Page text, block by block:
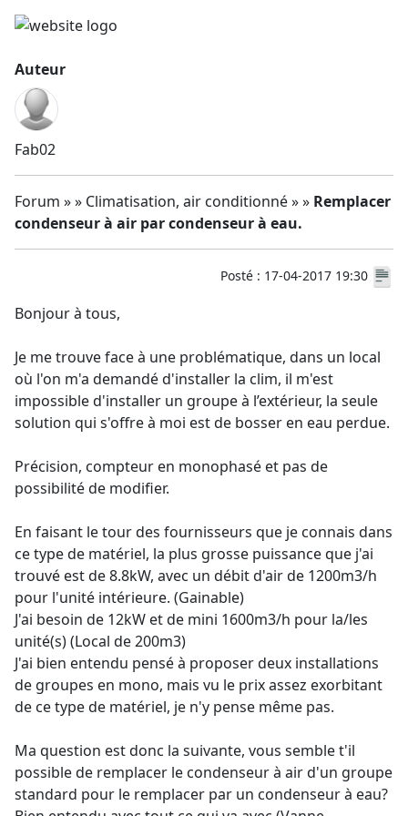
Auteur
Fab02
Forum » » Climatisation, air conditionné » » Remplacer
condenseur à air par condenseur à eau.
Posté : 17-04-2017 19:30
Bonjour à tous,
Je me trouve face à une problématique, dans un local
où l'on m'a demandé d'installer la clim, il m'est
impossible d'installer un groupe à l’extérieur, la seule
solution qui s'offre à moi est de bosser en eau perdue.
Précision, compteur en monophasé et pas de
possibilité de modifier.
En faisant le tour des fournisseurs que je connais dans
ce type de matériel, la plus grosse puissance que j'ai
trouvé est de 8.8kW, avec un débit d'air de 1200m3/h
pour l'unité intérieure. (Gainable)
J'ai besoin de 12kW et de mini 1600m3/h pour la/les
unité(s) (Local de 200m3)
J'ai bien entendu pensé à proposer deux installations
de groupes en mono, mais vu le prix assez exorbitant
de ce type de matériel, je n'y pense même pas.
Ma question est donc la suivante, vous semble t'il
possible de remplacer le condenseur à air d'un groupe
standard pour le remplacer par un condenseur à eau?